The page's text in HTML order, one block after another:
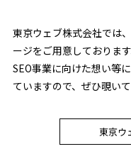
東京ウェブ株式会社では
ージをご用意しておりま
SEO事業に向けた想い等
ていますので、ぜひ覗い
東京ウ